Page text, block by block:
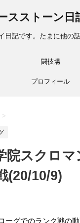
スストーン日
日記です。たまに他の
闘技場
プロフィール
>
院スクロ
(20/10/9)
ーグでのランク戦の